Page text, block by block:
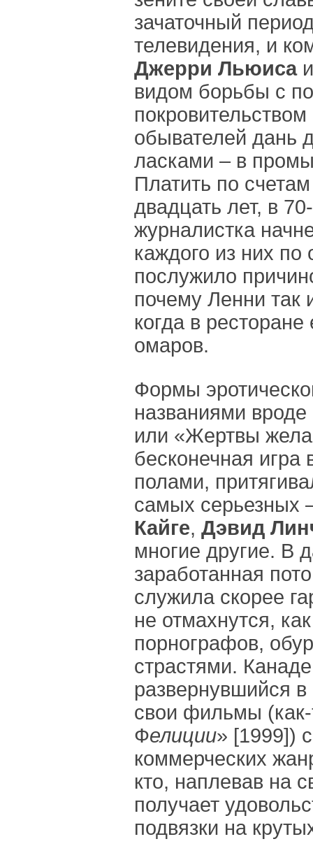
зачаточный
телевидения, и
Джерри Льюиса
видом борьбы с
обывателей дань
ласками – в
Платить по
двадцать лет, в
журналистка
каждого из них по
послужило
почему Ленни так
когда в
омаров.
Формы
названиями вроде
или «Жертвы
бесконечная
полами,
самых серьезных
Кайге, Дэвид
многие другие. В
заработанная
служила скорее
не отмахнутся,
порнографов,
страстями.
развернувшийся
свои фильмы
Фелиции» [1999])
коммерческих
кто, наплевав на
получает
подвязки на